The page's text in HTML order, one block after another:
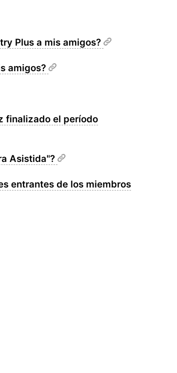
Plus a mis amigos?
amigos?
finalizado el período
Asistida"?
entrantes de los miembros